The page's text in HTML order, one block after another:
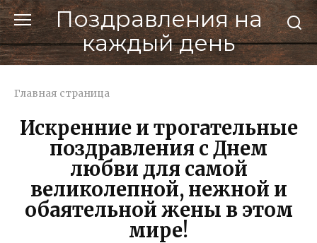
Перейти
к
контенту
Поздравления на
каждый день
Главная страница
Искренние и трогательные
поздравления с Днем
любви для самой
великолепной, нежной и
обаятельной жены в этом
мире!